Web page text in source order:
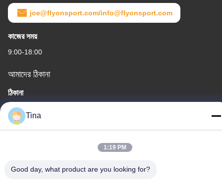
joe@flyonsport.com/info@flyonsport.com
কাজের সময়
9:00-18:00
আমাদের ঠিকানা
ঠিকানা
চীন, গুয়াংডং, শেনজেন, বি 4-06, বিল্ডিং বি, নং 108 লিজিয়া রোড, হেনগ্যাং সম্প্রদায়,
লংগ্যাং স্ট্রিট
Tina
1:19 PM
Good day, what product are you looking for?